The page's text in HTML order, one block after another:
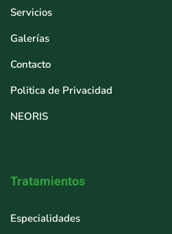
Servicios
Galerías
Contacto
Politica de Privacidad
NEORIS
Tratamientos
Especialidades